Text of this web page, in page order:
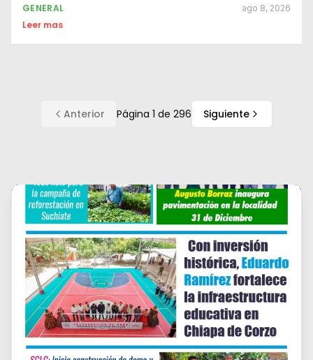
GENERAL ago 8, 2026
Leer mas
Anterior Página 1 de 296 Siguiente